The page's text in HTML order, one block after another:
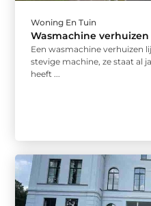
Woning En Tuin
Wasmachine
Een wasmachine verhuizen
stevige machine, ze staat al
heeft ...